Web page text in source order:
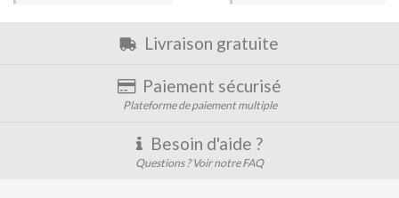
Livraison gratuite
Paiement sécurisé
Plateforme de paiement multiple
Besoin d'aide ?
Questions ? Voir notre FAQ